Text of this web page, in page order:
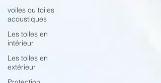
voiles ou toiles
acoustiques
Les toiles en
intérieur
Les toiles en
extérieur